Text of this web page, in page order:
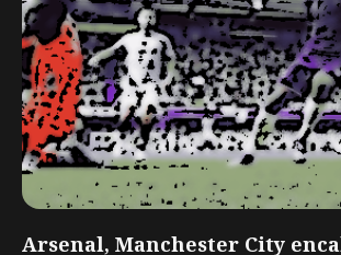
Arsenal, Manchester City